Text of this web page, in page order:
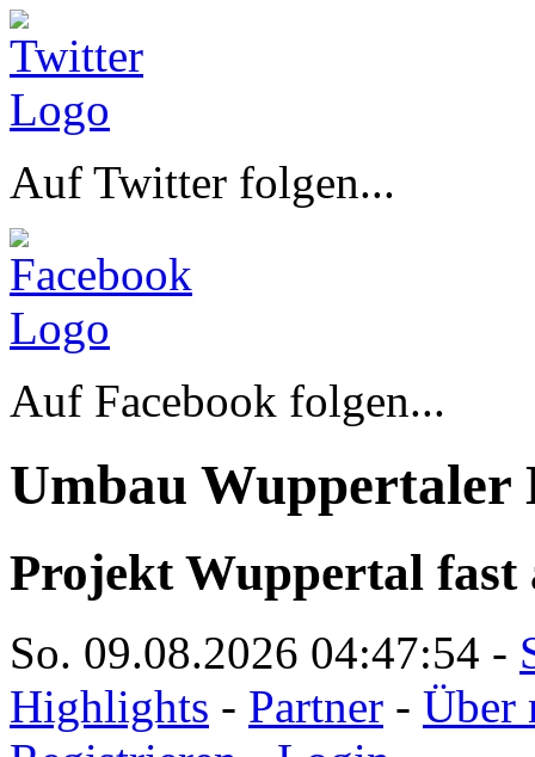
Auf Twitter folgen...
Auf Facebook folgen...
Umbau Wuppertaler
Projekt Wuppertal fast
So. 09.08.2026 04:47:54 -
Highlights - Partner - Über